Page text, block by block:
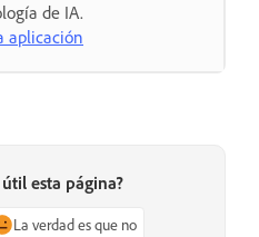
de IA.
aplicación
esta página?
La verdad es que no